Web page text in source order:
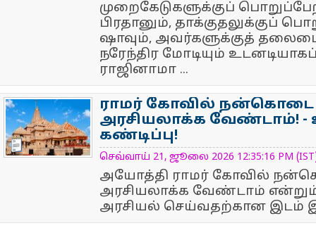
முறைகேடுகளுக்குப்
பிரதானும், தாக்குதலுக்குப்
ஷாவும், அவர்களுக்குத் தலைமை
நரேந்திர மோடியும்
ராஜினாமா ...
NewsIcon
ராமர் கோவில் நன்கொடை
அரசியலாக்க வேண்டாம்! -
கண்டிப்பு!
செவ்வாய் 21, ஜூலை 2026 12:35:16 PM
அயோத்தி ராமர் கோவில்
அரசியலாக்க வேண்டாம்
அரசியல் செய்வதற்கான இடம்